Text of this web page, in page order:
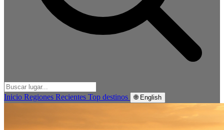
Inicio Regiones Recientes Top destinos 🌐 English